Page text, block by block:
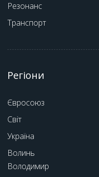
Резонанс
Транспорт
Регіони
Євросоюз
Світ
Україна
Волинь
Володимир